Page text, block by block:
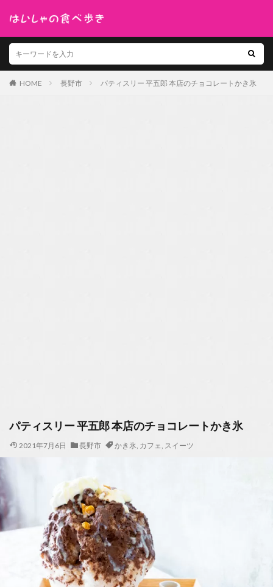
HOME 長野市 パティスリー 平五郎 本店のチョコレートかき氷
パティスリー 平五郎 本店のチョコレートかき氷
2021年7月6日 長野市 かき氷, カフェ, スイーツ